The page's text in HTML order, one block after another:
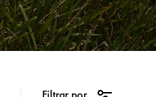
Filtrar por